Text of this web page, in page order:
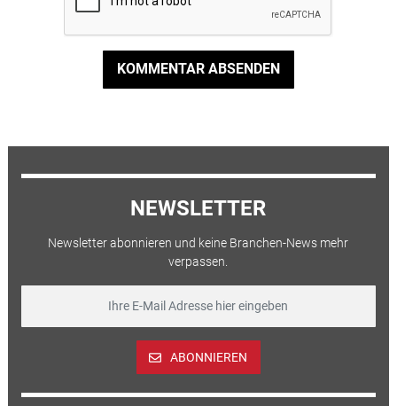
KOMMENTAR ABSENDEN
NEWSLETTER
Newsletter abonnieren und keine Branchen-News mehr
verpassen.
ABONNIEREN